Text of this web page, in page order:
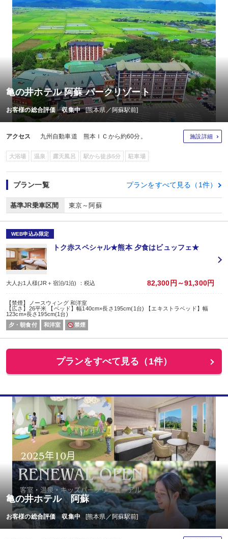
亀の井ホテル 阿蘇 パークリゾート
お客様の総合評価 収集中 [熊本県／阿蘇駅前]
アクセス 九州自動車道 熊本ＩＣから約60分。 施設詳細
大浴場 温泉 露天風呂 駅から徒歩5分 駐車場
プラン一覧 プランをすべて見る（1件）
基準JR乗車区間 東京～阿蘇
WEB申込み限定
トク赤スペシャル★熊本 夕食はビュッフェ★
大人お1人様(JR＋宿泊/1泊) ：税込 82,300円～91,300円
【禁煙】ノースウィング 和洋室
【広さ】26平米 【ベッド】幅140cm×長さ195cm(1台) 【エキストラベッド】幅
123cm×長さ195cm(1台)
夕・朝食付
和洋室 禁煙
プランをすべて見る（1件）
亀の井ホテル 阿蘇
お客様の総合評価 収集中 [熊本県／阿蘇駅前]